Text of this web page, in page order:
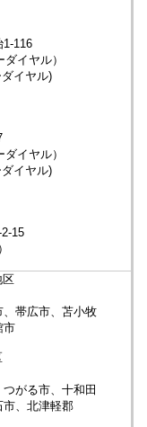
区
帯広市、苫小牧
市
がる市、十和田
市、北津軽郡